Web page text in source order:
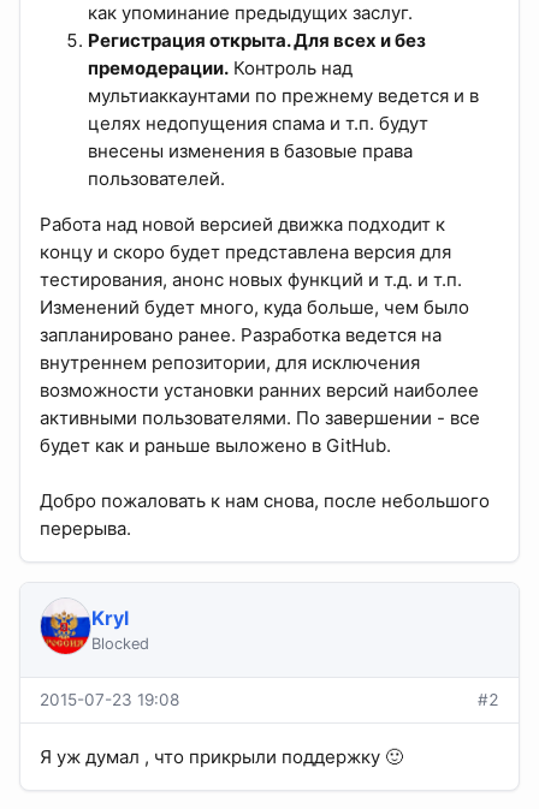
как упоминание предыдущих заслуг.
Регистрация открыта. Для всех и без
премодерации. Контроль над
мультиаккаунтами по прежнему ведется и в
целях недопущения спама и т.п. будут
внесены изменения в базовые права
пользователей.
Работа над новой версией движка подходит к
концу и скоро будет представлена версия для
тестирования, анонс новых функций и т.д. и т.п.
Изменений будет много, куда больше, чем было
запланировано ранее. Разработка ведется на
внутреннем репозитории, для исключения
возможности установки ранних версий наиболее
активными пользователями. По завершении - все
будет как и раньше выложено в GitHub.
Добро пожаловать к нам снова, после небольшого
перерыва.
Kryl
Blocked
2015-07-23 19:08 #2
Я уж думал , что прикрыли поддержку 🙂